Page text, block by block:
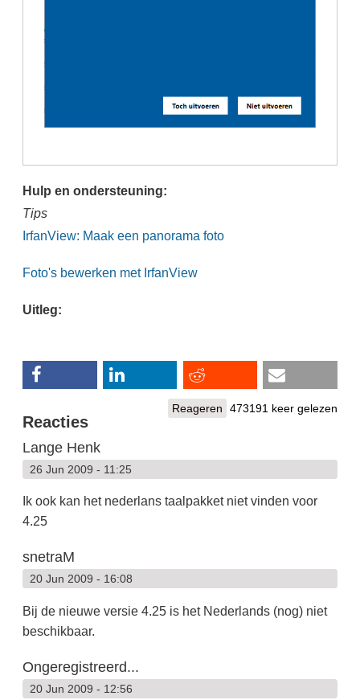
Hulp en ondersteuning:
Tips
IrfanView: Maak een panorama foto
Foto's bewerken met IrfanView
Uitleg:
Reageren 473191 keer gelezen
Reacties
Lange Henk
26 Jun 2009 - 11:25
Ik ook kan het nederlans taalpakket niet vinden voor
4.25
snetraM
20 Jun 2009 - 16:08
Bij de nieuwe versie 4.25 is het Nederlands (nog) niet
beschikbaar.
Ongeregistreerd...
20 Jun 2009 - 12:56